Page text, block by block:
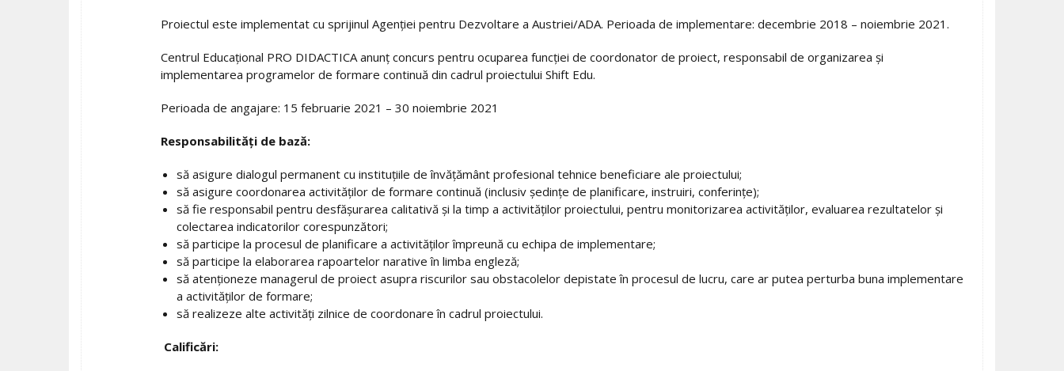
Proiectul este implementat cu sprijinul Agenției pentru Dezvoltare a Austriei/ADA. Perioada de implementare: decembrie 2018 – noiembrie 2021.
Centrul Educațional PRO DIDACTICA anunț concurs pentru ocuparea funcției de coordonator de proiect, responsabil de organizarea și
implementarea programelor de formare continuă din cadrul proiectului Shift Edu.
Perioada de angajare: 15 februarie 2021 – 30 noiembrie 2021
Responsabilități de bază:
să asigure dialogul permanent cu instituțiile de învățământ profesional tehnice beneficiare ale proiectului;
să asigure coordonarea activităților de formare continuă (inclusiv ședințe de planificare, instruiri, conferințe);
să fie responsabil pentru desfășurarea calitativă și la timp a activităților proiectului, pentru monitorizarea activităților, evaluarea rezultatelor și
colectarea indicatorilor corespunzători;
să participe la procesul de planificare a activităților împreună cu echipa de implementare;
să participe la elaborarea rapoartelor narative în limba engleză;
să atenționeze managerul de proiect asupra riscurilor sau obstacolelor depistate în procesul de lucru, care ar putea perturba buna implementare
a activităților de formare;
să realizeze alte activități zilnice de coordonare în cadrul proiectului.
Calificări: